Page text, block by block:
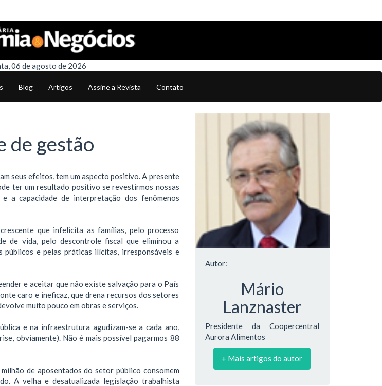
06 de agosto de 2026
Blog Artigos Assine a Revista Contato
de gestão
seus efeitos, tem um aspecto positivo. A presente
ter um resultado positivo se revestirmos nossas
a capacidade de interpretação dos fenômenos
que infelicita as famílias, pelo processo
de vida, pelo descontrole fiscal que eliminou a
públicos e pelas práticas ilícitas, irresponsáveis e
e aceitar que não existe salvação para o País
caro e ineficaz, que drena recursos dos setores
muito pouco em obras e serviços.
e na infraestrutura agudizam-se a cada ano,
obviamente). Não é mais possível pagarmos 88
de aposentados do setor público consomem
A velha e desatualizada legislação trabalhista
Autor:
Mário
Lanznaster
Presidente da Coopercentral
Aurora Alimentos
+ Mais artigos do autor